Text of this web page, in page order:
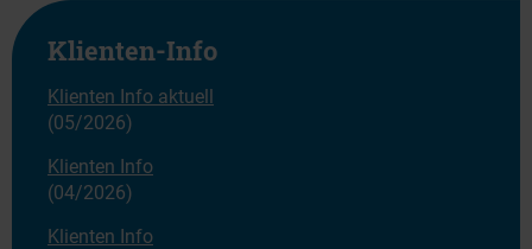
Klienten-Info
Klienten Info aktuell
(05/2026)
Klienten Info
(04/2026)
Klienten Info